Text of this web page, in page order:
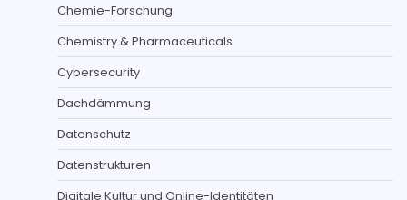
Chemie-Forschung
Chemistry & Pharmaceuticals
Cybersecurity
Dachdämmung
Datenschutz
Datenstrukturen
Digitale Kultur und Online-Identitäten